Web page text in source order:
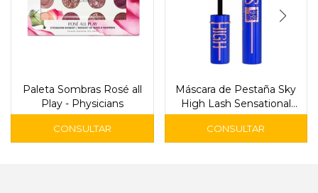
Paleta Sombras Rosé all
Play - Physicians
Máscara de Pestaña Sky
High Lash Sensational
Blue Mist Maybelline